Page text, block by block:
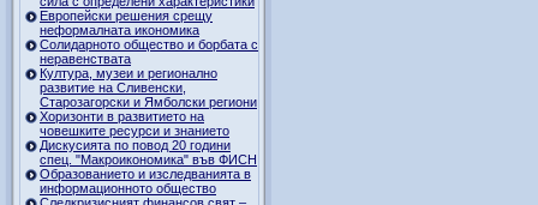
Европейски решения срещу
неформалната икономика
Солидарното общество и борбата с
неравенствата
Култура, музеи и регионално
развитие на Сливенски,
Старозагорски и Ямболски региони
Хоризонти в развитието на
човешките ресурси и знанието
Дискусията по повод 20 години
спец. "Макроикономика" във ФИСН
Образованието и изследванията в
информационното общество
Следкризисният финансов свят –